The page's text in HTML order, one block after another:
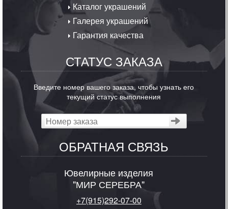
Каталог украшений
Галерея украшений
Гарантия качества
СТАТУС ЗАКАЗА
Введите номер вашего заказа, чтобы узнать его
текущий статус выполнения
ОБРАТНАЯ СВЯЗЬ
Ювелирные изделия
"МИР СЕРЕБРА"
+7(915)292-07-00